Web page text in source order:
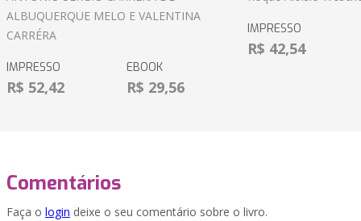
ALBUQUERQUE MELO E VALENTINA
CARRÉRA
IMPRESSO
R$ 52,42
EBOOK
R$ 29,56
IMPRESSO
R$ 42,54
Comentários
Faça o login deixe o seu comentário sobre o livro.